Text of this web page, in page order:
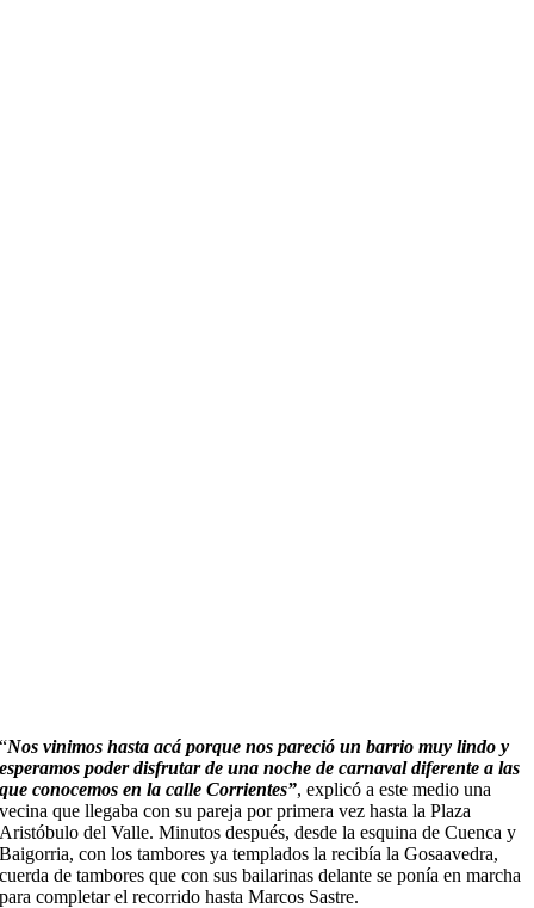
“Nos vinimos hasta acá porque nos pareció un barrio muy lindo y
esperamos poder disfrutar de una noche de carnaval diferente a las
que conocemos en la calle Corrientes”, explicó a este medio una
vecina que llegaba con su pareja por primera vez hasta la Plaza
Aristóbulo del Valle. Minutos después, desde la esquina de Cuenca y
Baigorria, con los tambores ya templados la recibía la Gosaavedra,
cuerda de tambores que con sus bailarinas delante se ponía en marcha
para completar el recorrido hasta Marcos Sastre.